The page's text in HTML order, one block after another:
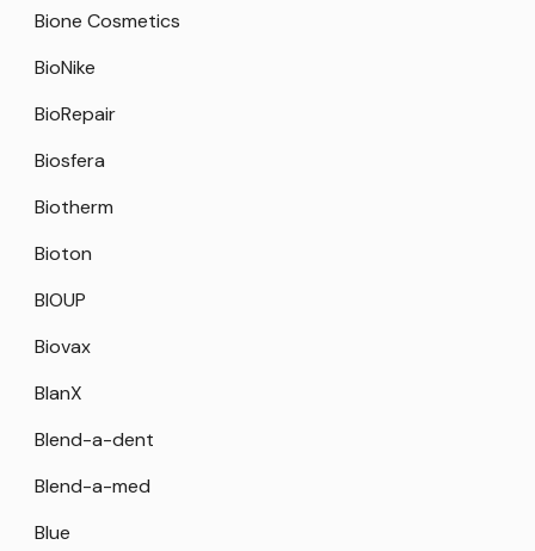
Bione Cosmetics
BioNike
BioRepair
Biosfera
Biotherm
Bioton
BIOUP
Biovax
BlanX
Blend-a-dent
Blend-a-med
Blue